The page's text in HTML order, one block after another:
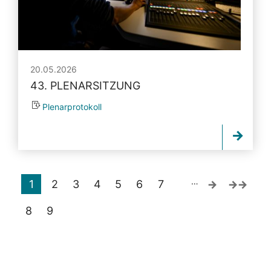
20.05.2026
43. PLENARSITZUNG
Plenarprotokoll
1 2 3 4 5 6 7
8 9
…